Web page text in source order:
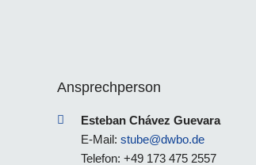
Ansprechperson
Esteban Chávez Guevara
E-Mail: stube@dwbo.de
Telefon: +49 173 475 2557